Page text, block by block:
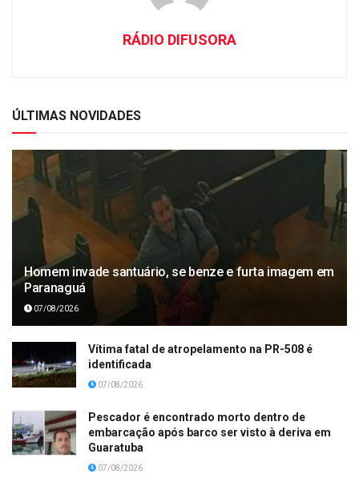
RÁDIO DIFUSORA
ÚLTIMAS NOVIDADES
Homem invade santuário, se benze e furta imagem em
Paranaguá
07/08/2026
Vítima fatal de atropelamento na PR-508 é
identificada
07/08/2026
Pescador é encontrado morto dentro de
embarcação após barco ser visto à deriva em
Guaratuba
07/08/2026